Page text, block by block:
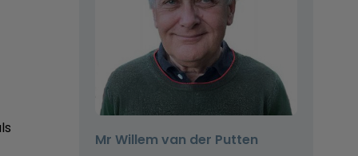
Mr Willem van der Putten